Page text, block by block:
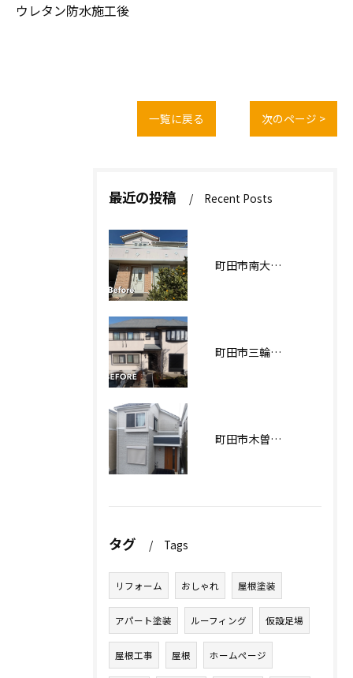
ウレタン防水施工後
一覧に戻る 次のページ >
最近の投稿 Recent Posts
町田市南大谷О様邸 外壁塗装工事
町田市三輪緑山Ｋ様邸 外壁・屋根塗装工事
町田市木曽西Ｉ様邸 外壁塗装工事
タグ Tags
リフォーム おしゃれ 屋根塗装
アパート塗装 ルーフィング 仮設足場
屋根工事 屋根 ホームページ